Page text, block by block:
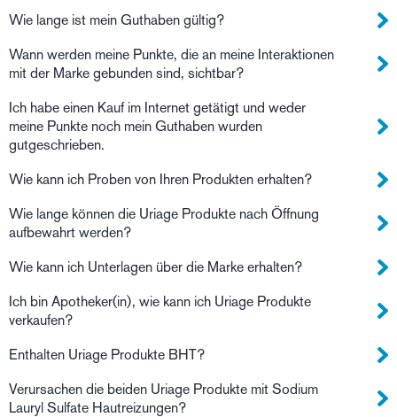
Wie lange ist mein Guthaben gültig?
Wann werden meine Punkte, die an meine Interaktionen
mit der Marke gebunden sind, sichtbar?
Ich habe einen Kauf im Internet getätigt und weder
meine Punkte noch mein Guthaben wurden
gutgeschrieben.
Wie kann ich Proben von Ihren Produkten erhalten?
Wie lange können die Uriage Produkte nach Öffnung
aufbewahrt werden?
Wie kann ich Unterlagen über die Marke erhalten?
Ich bin Apotheker(in), wie kann ich Uriage Produkte
verkaufen?
Enthalten Uriage Produkte BHT?
Verursachen die beiden Uriage Produkte mit Sodium
Lauryl Sulfate Hautreizungen?